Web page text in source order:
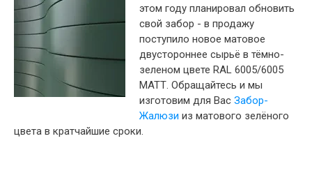
этом году планировал обновить
свой забор - в продажу
поступило новое матовое
двустороннее сырьё в тёмно-
зеленом цвете RAL 6005/6005
МАТТ. Обращайтесь и мы
изготовим для Вас Забор-
Жалюзи из матового зелёного
цвета в кратчайшие сроки.